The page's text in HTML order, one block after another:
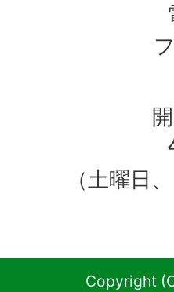
（土曜日
Copyright